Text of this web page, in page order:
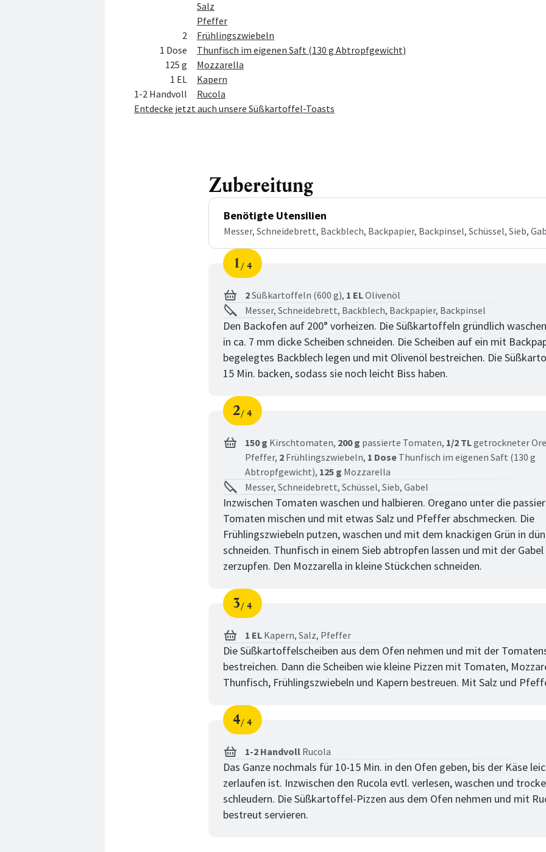
Salz
Pfeffer
2
Frühlingszwiebeln
1 Dose
Thunfisch im eigenen Saft (130 g Abtropfgewicht)
125 g
Mozzarella
1 EL
Kapern
1-2 Handvoll
Rucola
Entdecke jetzt auch unsere Süßkartoffel-Toasts
Zubereitung
Benötigte Utensilien
Messer, Schneidebrett, Backblech, Backpapier, Backpinsel, Schüssel, Sieb,
Schritt
1
von
4
2Süßkartoffeln (600 g), 1 ELOlivenöl
Messer, Schneidebrett, Backblech, Backpapier, Backpinsel
Den Backofen auf 200° vorheizen. Die Süßkartoffeln gründlich
in ca. 7 mm dicke Scheiben schneiden. Die Scheiben auf ein mit
begelegtes Backblech legen und mit Olivenöl bestreichen. Die
15 Min. backen, sodass sie noch leicht Biss haben.
Schritt
2
von
4
150 g Kirschtomaten, 200 g passierte Tomaten, 1/2 TLgetrockneter
Pfeffer, 2 Frühlingszwiebeln, 1 Dose Thunfisch im eigenen Saft (130 g
Abtropfgewicht), 125 g Mozzarella
Messer, Schneidebrett, Schüssel, Sieb, Gabel
Inzwischen Tomaten waschen und halbieren. Oregano unter die
Tomaten mischen und mit etwas Salz und Pfeffer abschmecken. Die
Frühlingszwiebeln putzen, waschen und mit dem knackigen Grün in
schneiden. Thunfisch in einem Sieb abtropfen lassen und mit der
zerzupfen. Den Mozzarella in kleine Stückchen schneiden.
Schritt
3
von
4
1 EL Kapern, Salz, Pfeffer
Die Süßkartoffelscheiben aus dem Ofen nehmen und mit der
bestreichen. Dann die Scheiben wie kleine Pizzen mit Tomaten,
Thunfisch, Frühlingszwiebeln und Kapern bestreuen. Mit Salz und
Schritt
4
von
4
1-2 Handvoll Rucola
Das Ganze nochmals für 10-15 Min. in den Ofen geben, bis der Käse
zerlaufen ist. Inzwischen den Rucola evtl. verlesen, waschen und
schleudern. Die Süßkartoffel-Pizzen aus dem Ofen nehmen und mit
bestreut servieren.